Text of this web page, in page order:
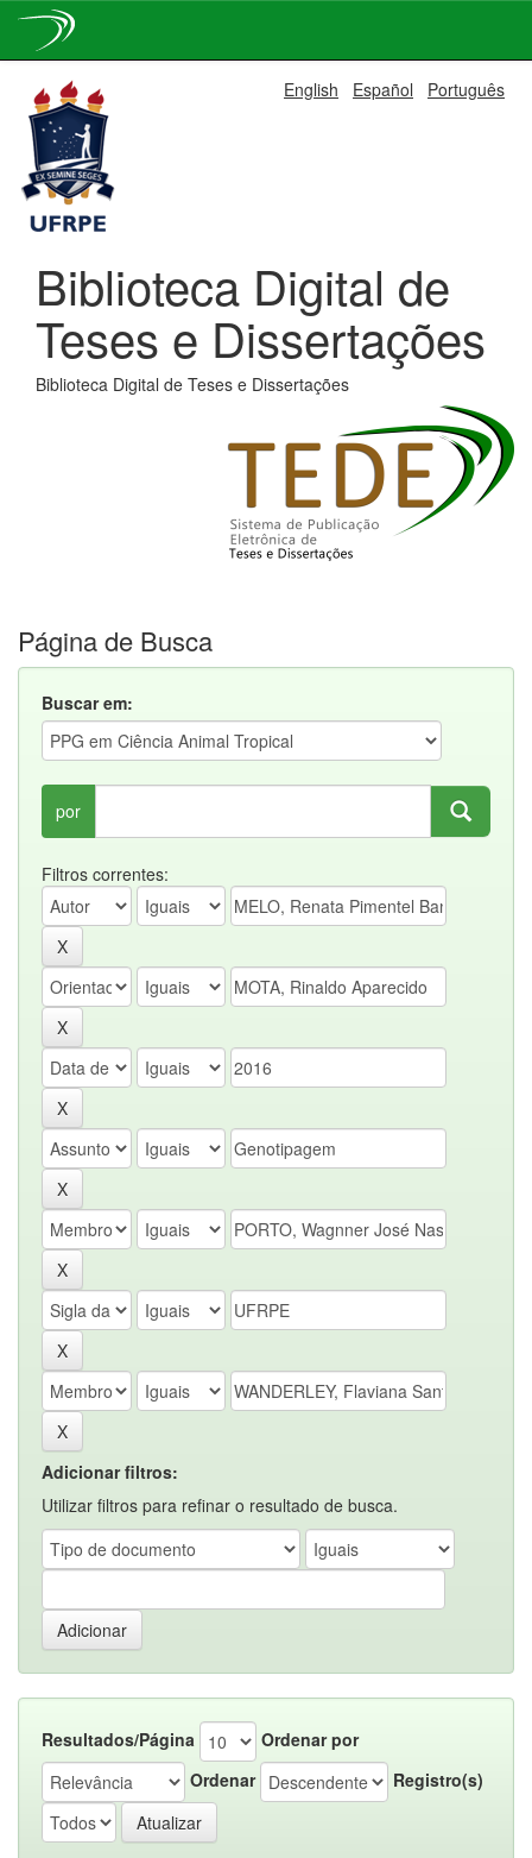
navigation
English Español Português
Biblioteca Digital de
Teses e Dissertações
Biblioteca Digital de Teses e Dissertações
Página de Busca
Buscar em:
por
Filtros correntes:
Adicionar filtros:
Utilizar filtros para refinar o resultado de busca.
Resultados/Página
Ordenar por
Ordenar
Registro(s)